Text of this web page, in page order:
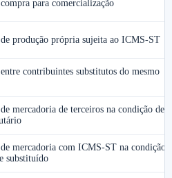
para comercialização
produção própria sujeita ao ICMS-ST
contribuintes substitutos do mesmo
mercadoria de terceiros na condição de
mercadoria com ICMS-ST na condição
substituído